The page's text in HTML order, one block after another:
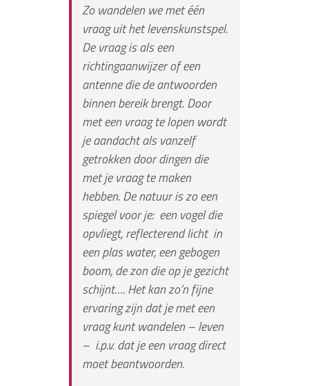
Zo wandelen we met één
vraag uit het levenskunstspel.
De vraag is als een
richtingaanwijzer of een
antenne die de antwoorden
binnen bereik brengt. Door
met een vraag te lopen wordt
je aandacht als vanzelf
getrokken door dingen die
met je vraag te maken
hebben. De natuur is zo een
spiegel voor je: een vogel die
opvliegt, reflecterend licht in
een plas water, een gebogen
boom, de zon die op je gezicht
schijnt…. Het kan zo’n fijne
ervaring zijn dat je met een
vraag kunt wandelen – leven
– i.p.v. dat je een vraag direct
moet beantwoorden.